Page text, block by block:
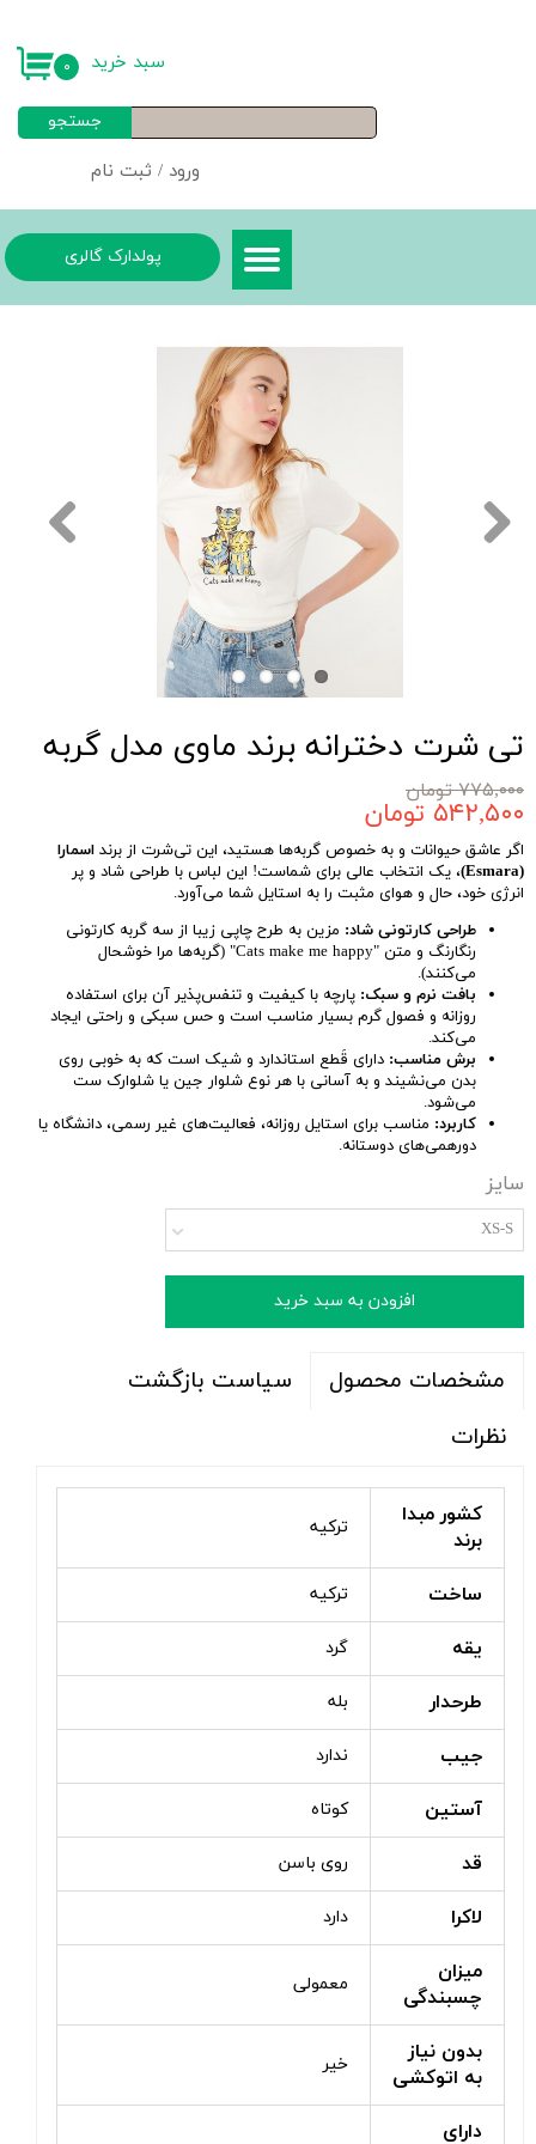
ورود / ثبت نام
خروج از حساب کاربری
جستجو
۰ سبد خرید
پولدارک گالری
تی شرت دخترانه برند ماوی مدل گربه
۷۷۵,۰۰۰ تومان
۵۴۲,۵۰۰ تومان
اگر عاشق حیوانات و به خصوص گربه‌ها هستید، این تی‌شرت از برنداسمارا
(Esmara)
، یک انتخاب عالی برای شماست! این لباس با طراحی شاد و پر
انرژی خود، حال و هوای مثبت را به استایل شما می‌آورد.
طراحی کارتونی شاد: مزین به طرح چاپی زیبا از سه گربه کارتونی
رنگارنگ و متن "Cats make me happy" (گربه‌ها مرا خوشحال
می‌کنند).
بافت نرم و سبک: پارچه با کیفیت و تنفس‌پذیر آن برای استفاده
روزانه و فصول گرم بسیار مناسب است و حس سبکی و راحتی ایجاد
می‌کند.
برش مناسب: دارای قَطع استاندارد و شیک است که به خوبی روی
بدن می‌نشیند و به آسانی با هر نوع شلوار جین یا شلوارک ست
می‌شود.
کاربرد: مناسب برای استایل روزانه، فعالیت‌های غیر رسمی، دانشگاه یا
دورهمی‌های دوستانه.
سایز
XS-S
افزودن به سبد خرید
مشخصات محصول
سیاست بازگشت
نظرات
کشور مبدا
برند
ترکیه
ساخت ترکیه
یقه گرد
طرحدار بله
جیب ندارد
آستین کوتاه
قد روی باسن
لاکرا دارد
میزان
چسبندگی
معمولی
بدون نیاز
به اتوکشی
خیر
دارای